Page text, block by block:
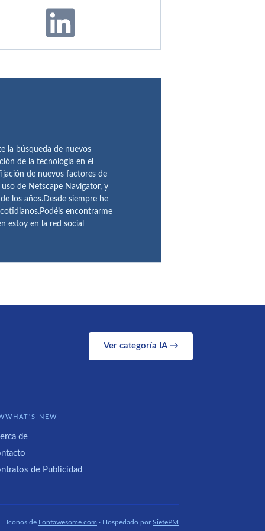
la búsqueda de nuevos
de la tecnología en el
de nuevos factores de
de Netscape Navigator, y
los años.Desde siempre he
encontrarme
estoy en la red social
Ver categoría IA →
NEW
de
de Publicidad
Iconos de Fontawesome.com · Hospedado porSietePM